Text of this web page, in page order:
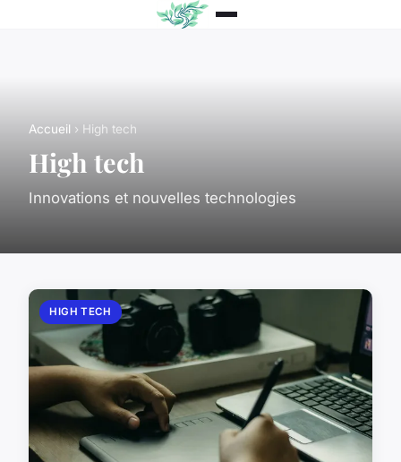
Accueil › High tech
High tech
Innovations et nouvelles technologies
HIGH TECH